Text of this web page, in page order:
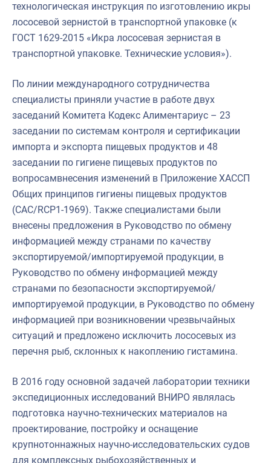
технологическая инструкция по изготовлению икры
лососевой зернистой в транспортной упаковке (к
ГОСТ 1629-2015 «Икра лососевая зернистая в
транспортной упаковке. Технические условия»).
По линии международного сотрудничества
специалисты приняли участие в работе двух
заседаний Комитета Кодекс Алиментариус – 23
заседании по системам контроля и сертификации
импорта и экспорта пищевых продуктов и 48
заседании по гигиене пищевых продуктов по
вопросамвнесения изменений в Приложение ХАССП
Общих принципов гигиены пищевых продуктов
(САС/RCP1-1969). Также специалистами были
внесены предложения в Руководство по обмену
информацией между странами по качеству
экспортируемой/импортируемой продукции, в
Руководство по обмену информацией между
странами по безопасности экспортируемой/
импортируемой продукции, в Руководство по обмену
информацией при возникновении чрезвычайных
ситуаций и предложено исключить лососевых из
перечня рыб, склонных к накоплению гистамина.
В 2016 году основной задачей лаборатории техники
экспедиционных исследований ВНИРО являлась
подготовка научно-технических материалов на
проектирование, постройку и оснащение
крупнотоннажных научно-исследовательских судов
для комплексных рыбохозяйственных и